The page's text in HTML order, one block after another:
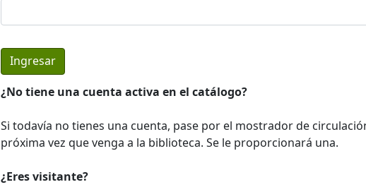
¿No tiene una cuenta activa en el catálogo?
Si todavía no tienes una cuenta, pase por el mostrador de
próxima vez que venga a la biblioteca. Se le proporcionará una.
¿Eres visitante?